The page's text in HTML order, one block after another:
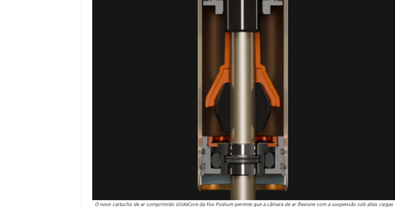
O novo cartucho de ar comprimido GlideCore da Fox Podium permite que a câmara de ar flexione com a suspensão sob altas cargas